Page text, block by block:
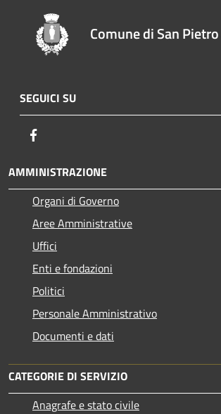
Comune di San
SEGUICI SU
AMMINISTRAZIONE
Organi di Governo
Aree Amministrative
Uffici
Enti e fondazioni
Politici
Personale Amministrativo
Documenti e dati
CATEGORIE DI SERVIZIO
Anagrafe e stato civile